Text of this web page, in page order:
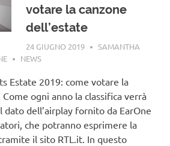
votare la canzone
dell’estate
24 GIUGNO 2019
SAMANTHA
NEWS
Estate 2019: come votare la
ogni anno la classifica verrà
dell’airplay fornito da EarOne
che potranno esprimere la
il sito RTL.it. In questo